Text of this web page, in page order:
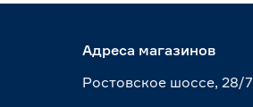
Адреса магазинов
Ростовское шоссе, 28/7